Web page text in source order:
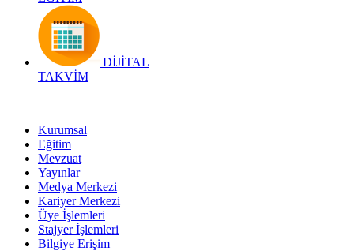
DİJİTAL
TAKVİM
Kurumsal
Eğitim
Mevzuat
Yayınlar
Medya Merkezi
Kariyer Merkezi
Üye İşlemleri
Stajyer İşlemleri
Bilgiye Erişim